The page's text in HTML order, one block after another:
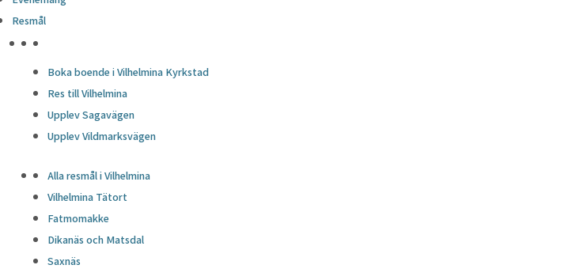
Resmål
Boka boende i Vilhelmina Kyrkstad
Res till Vilhelmina
Upplev Sagavägen
Upplev Vildmarksvägen
Alla resmål i Vilhelmina
Vilhelmina Tätort
Fatmomakke
Dikanäs och Matsdal
Saxnäs